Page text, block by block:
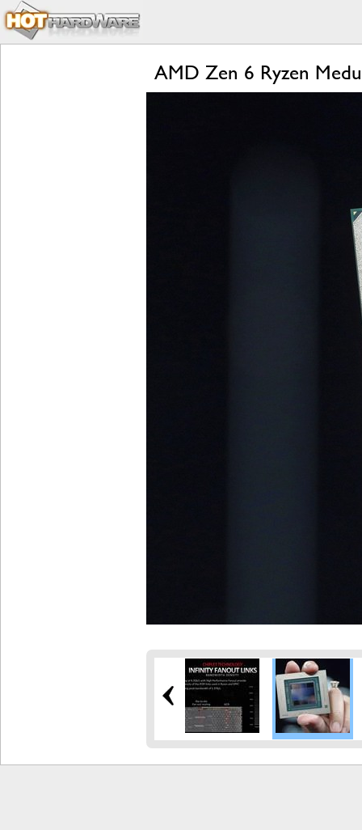
AMD Zen 6 Ryzen